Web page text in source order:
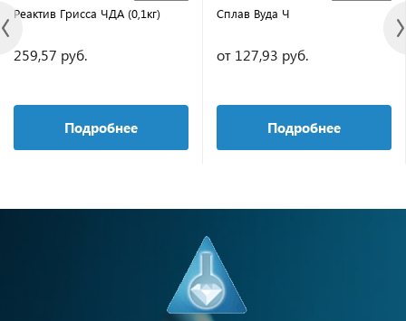
Реактив Грисса ЧДА (0,1кг)
259,57 руб.
Подробнее
Сплав Вуда Ч
от 127,93 руб.
Подробнее